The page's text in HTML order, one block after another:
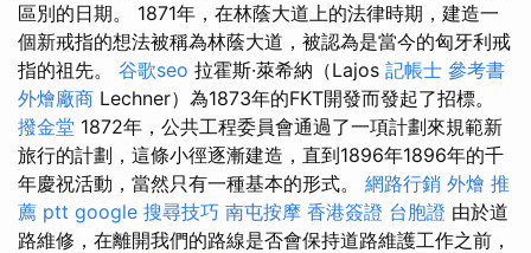
區別的日期。 1871年，在林蔭大道上的法律時期，建造一
個新戒指的想法被稱為林蔭大道，被認為是當今的匈牙利戒
指的祖先。 谷歌seo 拉霍斯·萊希納（Lajos 記帳士 參考書
外燴廠商 Lechner）為1873年的FKT開發而發起了招標。
撥金堂 1872年，公共工程委員會通過了一項計劃來規範新
旅行的計劃，這條小徑逐漸建造，直到1896年1896年的千
年慶祝活動，當然只有一種基本的形式。 網路行銷 外燴 推
薦 ptt google 搜尋技巧 南屯按摩 香港簽證 台胞證 由於道
路維修，在離開我們的路線是否會保持道路維護工作之前，